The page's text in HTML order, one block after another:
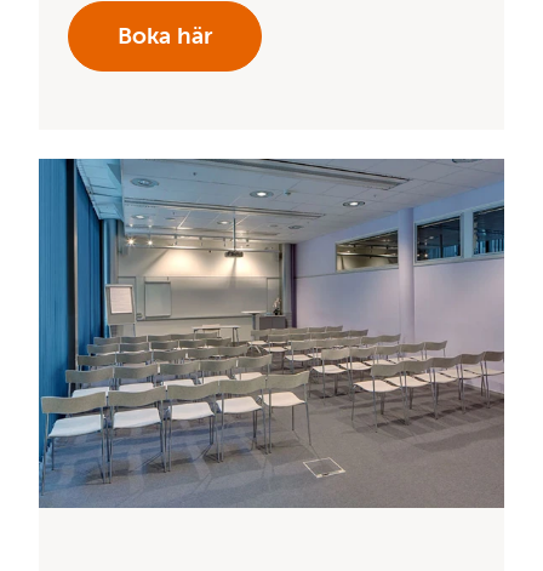
Boka här